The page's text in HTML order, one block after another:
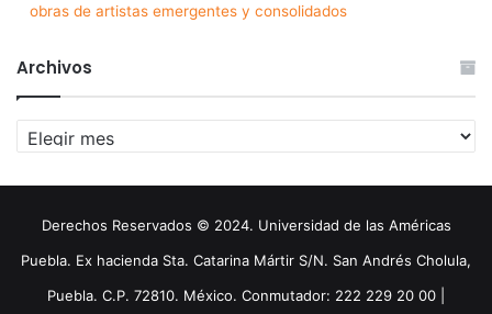
obras de artistas emergentes y consolidados
Archivos
Archivos
Derechos Reservados © 2024. Universidad de las Américas
Puebla. Ex hacienda Sta. Catarina Mártir S/N. San Andrés Cholula,
Puebla. C.P. 72810. México. Conmutador: 222 229 20 00 |